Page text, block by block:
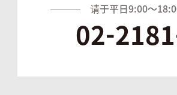
请于平日9:00～
02-2181